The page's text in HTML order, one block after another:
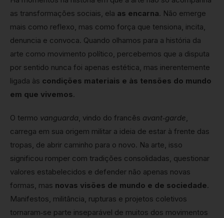
as transformações sociais, ela as encarna. Não emerge
mais como reflexo, mas como força que tensiona, incita,
denuncia e convoca. Quando olhamos para a história da
arte como movimento político, percebemos que a disputa
por sentido nunca foi apenas estética, mas inerentemente
ligada às condições materiais e às tensões do mundo
em que vivemos.
O termo vanguarda, vindo do francês avant‑garde,
carrega em sua origem militar a ideia de estar à frente das
tropas, de abrir caminho para o novo. Na arte, isso
significou romper com tradições consolidadas, questionar
valores estabelecidos e defender não apenas novas
formas, mas novas visões de mundo e de sociedade.
Manifestos, militância, rupturas e projetos coletivos
tornaram‑se parte inseparável de muitos dos movimentos